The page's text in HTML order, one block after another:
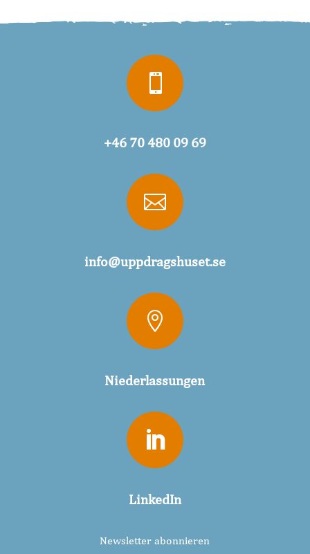

+46 70 480 09 69

info@uppdragshuset.se

Niederlassungen

LinkedIn
Newsletter abonnieren